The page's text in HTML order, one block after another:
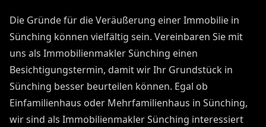
Die Gründe für die Veräußerung einer Immobilie in
Sünching können vielfältig sein. Vereinbaren Sie mit
uns als Immobilienmakler Sünching einen
Besichtigungstermin, damit wir Ihr Grundstück in
Sünching besser beurteilen können. Egal ob
Einfamilienhaus oder Mehrfamilienhaus in Sünching,
wir sind als Immobilienmakler Sünching interessiert